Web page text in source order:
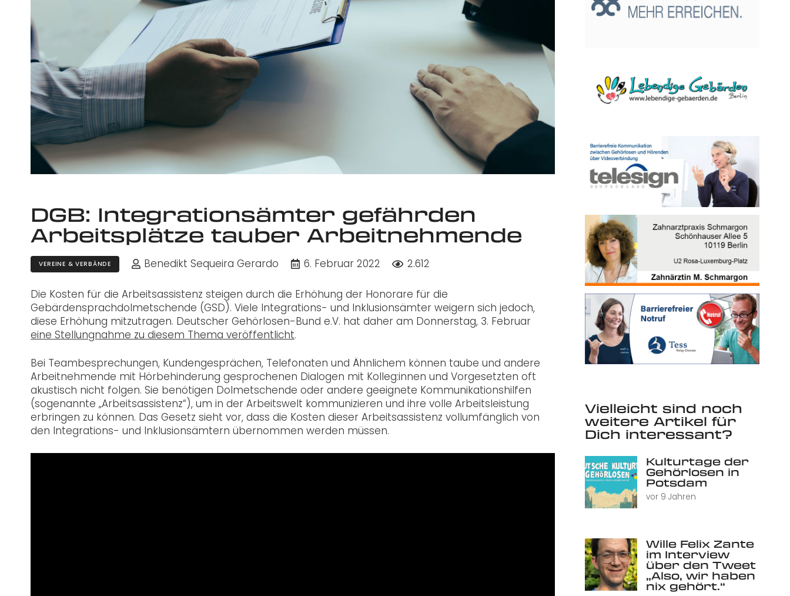
DGB: Integrationsämter gefährden
Arbeitsplätze tauber Arbeitnehmende
VEREINE & VERBÄNDE Benedikt Sequeira Gerardo 6. Februar 2022 2.612
Die Kosten für die Arbeitsassistenz steigen durch die Erhöhung der Honorare für die
Gebärdensprachdolmetschende (GSD). Viele Integrations- und Inklusionsämter weigern sich jedoch,
diese Erhöhung mitzutragen. Deutscher Gehörlosen-Bund e.V. hat daher am Donnerstag, 3. Februar
eine Stellungnahme zu diesem Thema veröffentlicht.
Bei Teambesprechungen, Kundengesprächen, Telefonaten und Ähnlichem können taube und andere
Arbeitnehmende mit Hörbehinderung gesprochenen Dialogen mit Kolleg:innen und Vorgesetzten oft
akustisch nicht folgen. Sie benötigen Dolmetschende oder andere geeignete Kommunikationshilfen
(sogenannte „Arbeitsassistenz“), um in der Arbeitswelt kommunizieren und ihre volle Arbeitsleistung
erbringen zu können. Das Gesetz sieht vor, dass die Kosten dieser Arbeitsassistenz vollumfänglich von
den Integrations- und Inklusionsämtern übernommen werden müssen.
Vielleicht sind noch
weitere Artikel für
Dich interessant?
Kulturtage der
Gehörlosen in
Potsdam
vor 9 Jahren
Wille Felix Zante
im Interview
über den Tweet
„Also, wir haben
nix gehört.“